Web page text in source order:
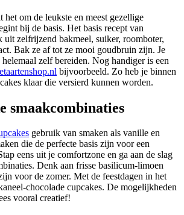
het om de leukste en meest gezellige
bij de basis. Het basis recept van
uit zelfrijzend bakmeel, suiker, roomboter,
Bak ze af tot ze mooi goudbruin zijn. Je
zelf bereiden. Nog handiger is een
bijvoorbeeld. Zo heb je binnen
klaar die versierd kunnen worden.
smaakcombinaties
gebruik van smaken als vanille en
die de perfecte basis zijn voor een
eens uit je comfortzone en ga aan de slag
Denk aan frisse basilicum-limoen
voor de zomer. Met de feestdagen in het
chocolade cupcakes. De mogelijkheden
vooral creatief!